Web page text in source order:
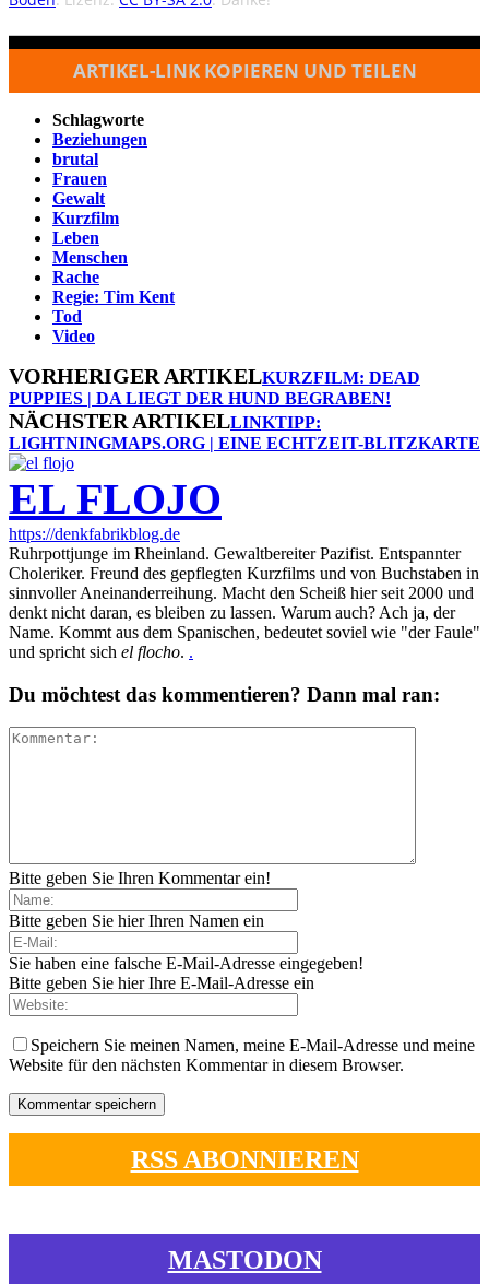
ARTIKEL-LINK KOPIEREN UND TEILEN
Schlagworte
Beziehungen
brutal
Frauen
Gewalt
Kurzfilm
Leben
Menschen
Rache
Regie: Tim Kent
Tod
Video
VORHERIGER ARTIKELKURZFILM: DEAD
PUPPIES | DA LIEGT DER HUND BEGRABEN!
NÄCHSTER ARTIKELLINKTIPP:
LIGHTNINGMAPS.ORG | EINE ECHTZEIT-BLITZKARTE
EL FLOJO
https://denkfabrikblog.de
Ruhrpottjunge im Rheinland. Gewaltbereiter Pazifist. Entspannter
Choleriker. Freund des gepflegten Kurzfilms und von Buchstaben in
sinnvoller Aneinanderreihung. Macht den Scheiß hier seit 2000 und
denkt nicht daran, es bleiben zu lassen. Warum auch? Ach ja, der
Name. Kommt aus dem Spanischen, bedeutet soviel wie "der Faule"
und spricht sich el flocho. .
Du möchtest das kommentieren? Dann mal ran:
Bitte geben Sie Ihren Kommentar ein!
Bitte geben Sie hier Ihren Namen ein
Sie haben eine falsche E-Mail-Adresse eingegeben!
Bitte geben Sie hier Ihre E-Mail-Adresse ein
Speichern Sie meinen Namen, meine E-Mail-Adresse und meine
Website für den nächsten Kommentar in diesem Browser.
RSS ABONNIEREN
MASTODON